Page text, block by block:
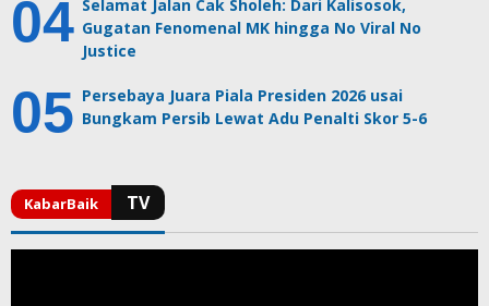
Selamat Jalan Cak Sholeh: Dari Kalisosok,
Gugatan Fenomenal MK hingga No Viral No
Justice
Persebaya Juara Piala Presiden 2026 usai
Bungkam Persib Lewat Adu Penalti Skor 5-6